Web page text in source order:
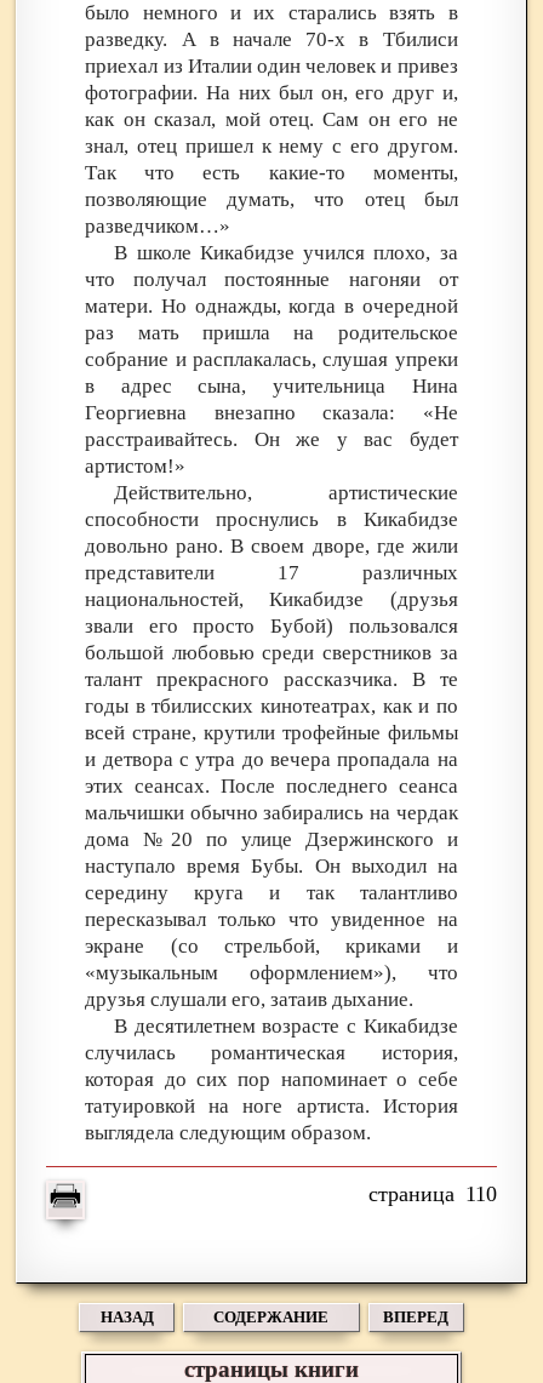
было немного и их старались взять в
разведку. А в начале 70-х в Тбилиси
приехал из Италии один человек и привез
фотографии. На них был он, его друг и,
как он сказал, мой отец. Сам он его не
знал, отец пришел к нему с его другом.
Так что есть какие-то моменты,
позволяющие думать, что отец был
разведчиком…»
В школе Кикабидзе учился плохо, за
что получал постоянные нагоняи от
матери. Но однажды, когда в очередной
раз мать пришла на родительское
собрание и расплакалась, слушая упреки
в адрес сына, учительница Нина
Георгиевна внезапно сказала: «Не
расстраивайтесь. Он же у вас будет
артистом!»
Действительно, артистические
способности проснулись в Кикабидзе
довольно рано. В своем дворе, где жили
представители 17 различных
национальностей, Кикабидзе (друзья
звали его просто Бубой) пользовался
большой любовью среди сверстников за
талант прекрасного рассказчика. В те
годы в тбилисских кинотеатрах, как и по
всей стране, крутили трофейные фильмы
и детвора с утра до вечера пропадала на
этих сеансах. После последнего сеанса
мальчишки обычно забирались на чердак
дома №20 по улице Дзержинского и
наступало время Бубы. Он выходил на
середину круга и так талантливо
пересказывал только что увиденное на
экране (со стрельбой, криками и
«музыкальным оформлением»), что
друзья слушали его, затаив дыхание.
В десятилетнем возрасте с Кикабидзе
случилась романтическая история,
которая до сих пор напоминает о себе
татуировкой на ноге артиста. История
выглядела следующим образом.
110
НАЗАД СОДЕРЖАНИЕ ВПЕРЕД
страницы книги